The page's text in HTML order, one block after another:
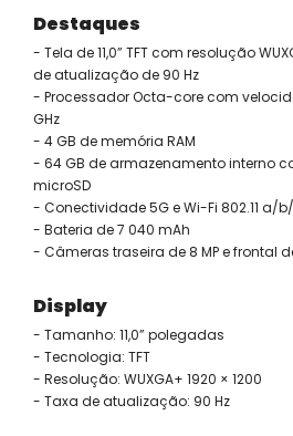
Destaques
- Tela de 11,0” TFT com resolução
de atualização de 90 Hz
- Processador Octa-core com
GHz
- 4 GB de memória RAM
- 64 GB de armazenamento interno
microSD
- Conectividade 5G e Wi-Fi 802.11 a/
- Bateria de 7 040 mAh
- Câmeras traseira de 8 MP e frontal
Display
- Tamanho: 11,0” polegadas
- Tecnologia: TFT
- Resolução: WUXGA+ 1920 × 1200
- Taxa de atualização: 90 Hz